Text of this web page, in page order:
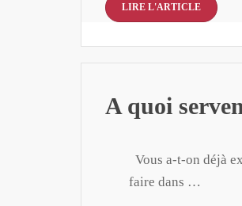
LIRE L'ARTICLE
A quoi
Vous a-t-on déjà
faire dans …